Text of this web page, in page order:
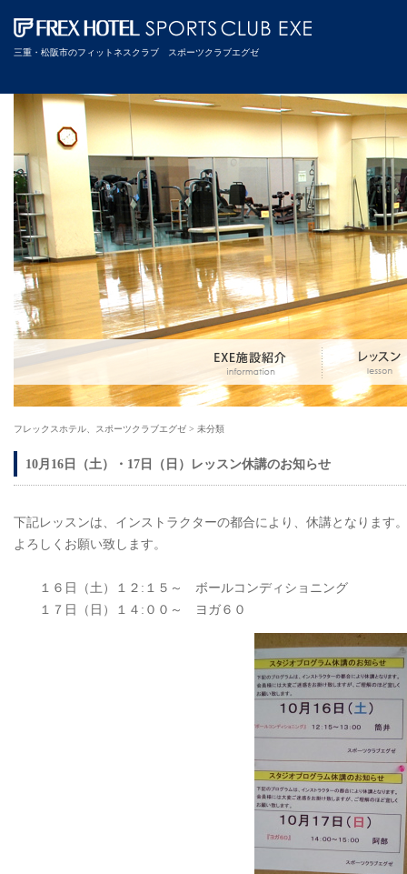
三重・松阪市のフィットネスクラブ スポーツクラブエグゼ
フレックスホテル、スポーツクラブエグゼ > 未分類
10月16日（土）・17日（日）レッスン休講のお知らせ
下記レッスンは、インストラクターの都合により、休講となります。
よろしくお願い致します。
１６日（土）１２:１５～ ボールコンディショニング
１７日（日）１４:００～ ヨガ６０